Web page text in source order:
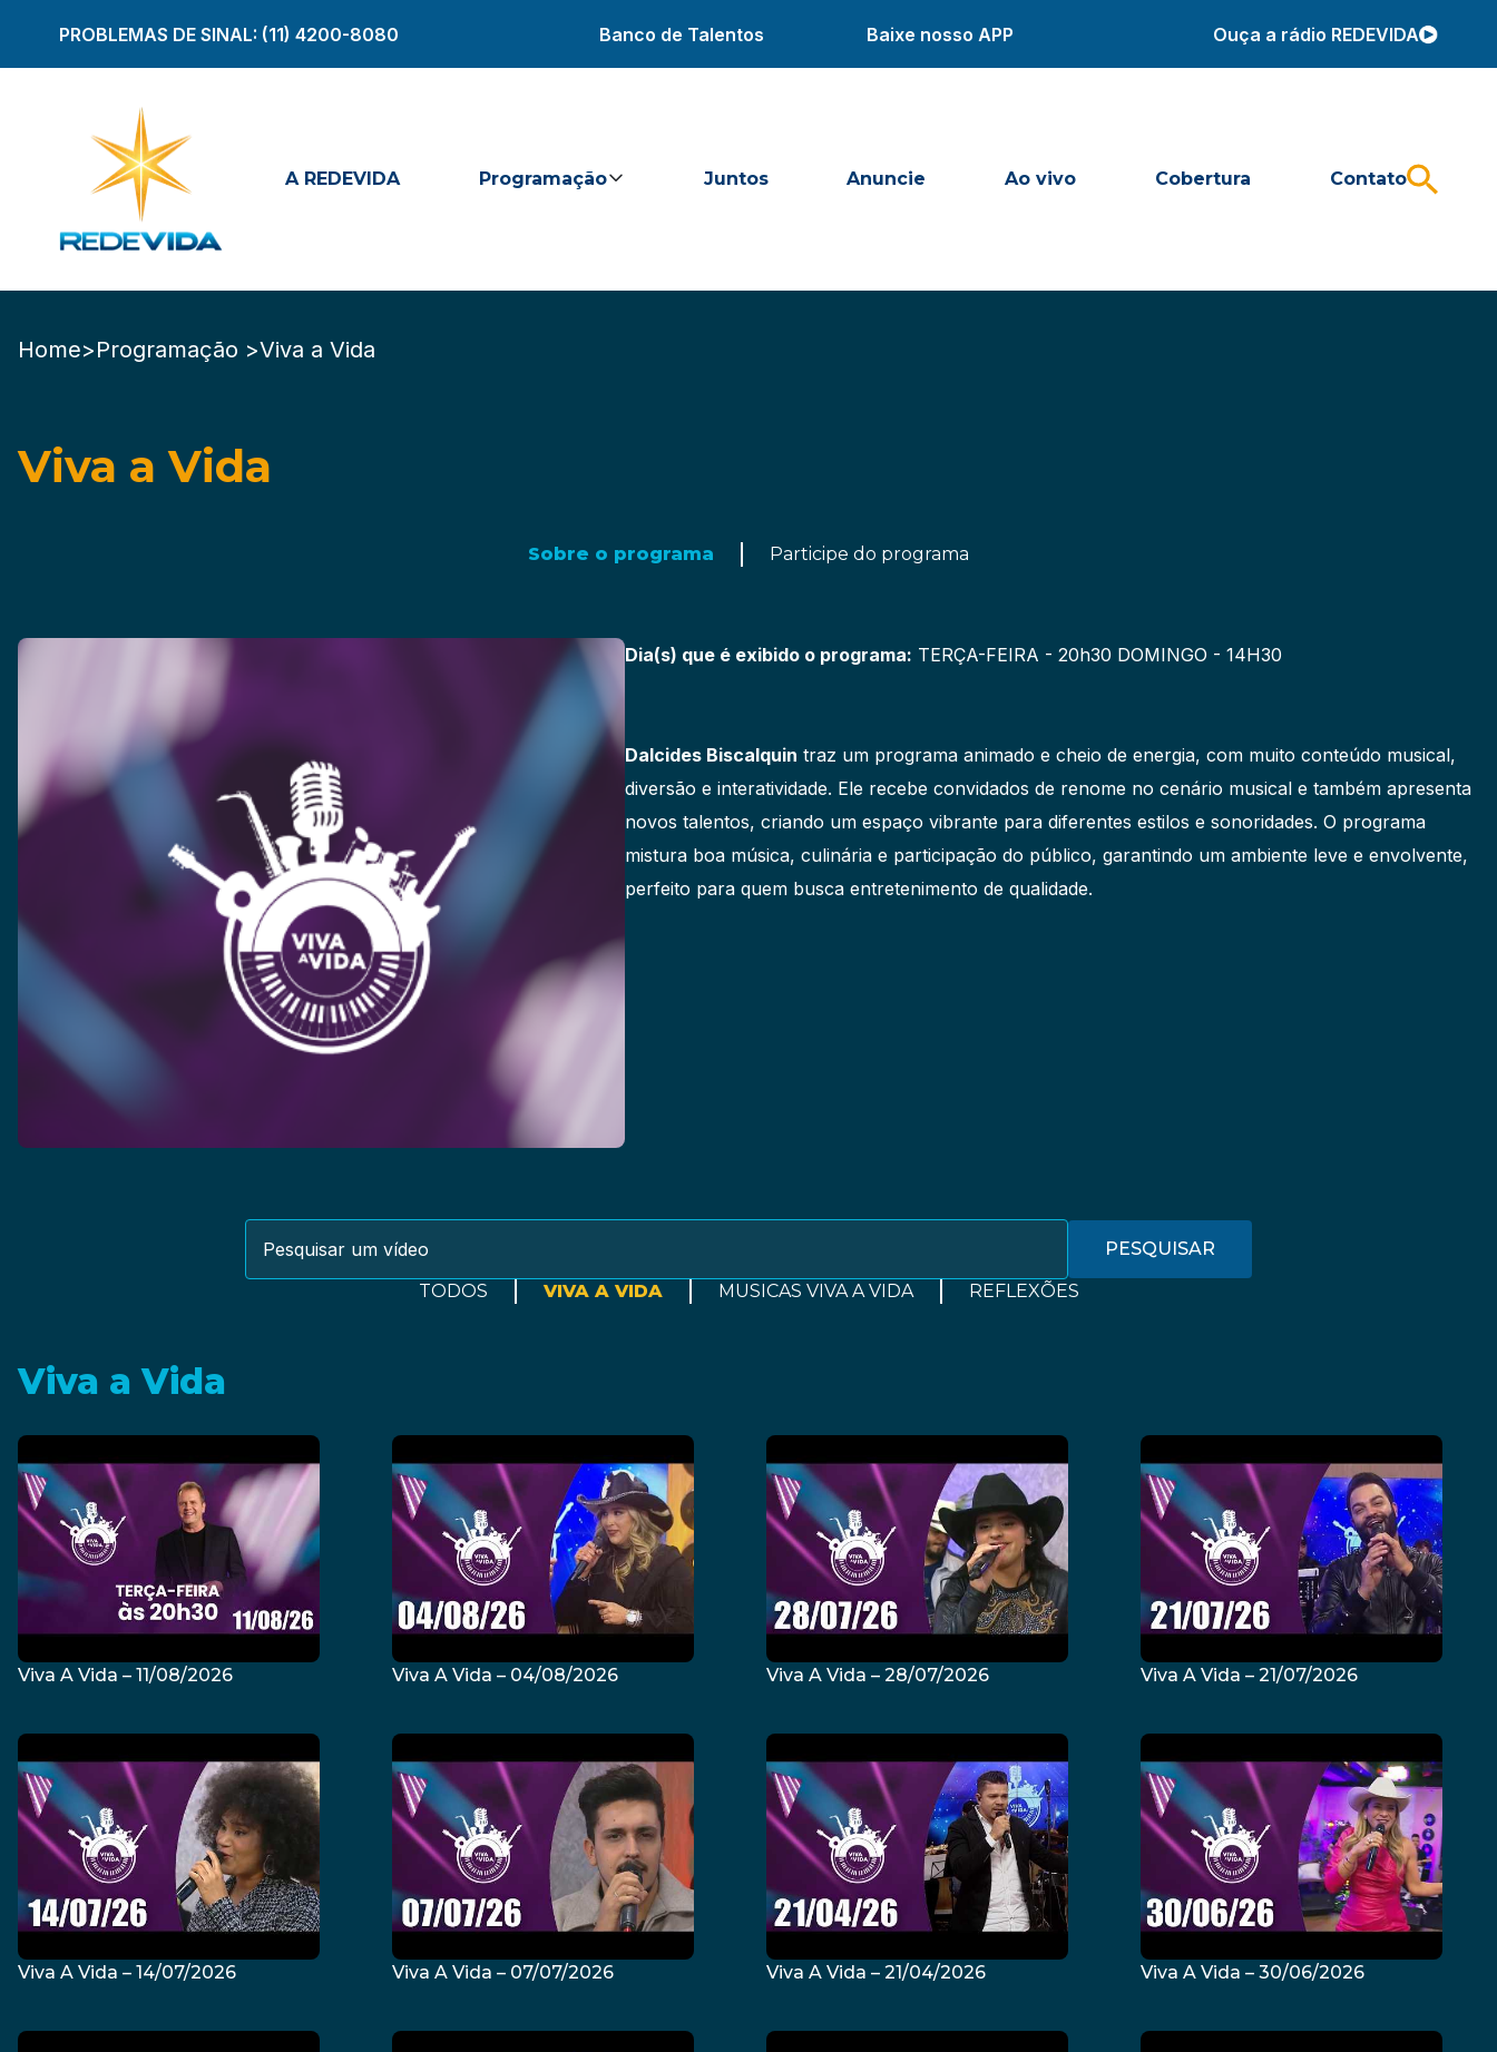
PROBLEMAS DE SINAL: (11) 4200-8080 Banco de Talentos Baixe nosso APP Ouça a rádio REDEVIDA
A REDEVIDA Programação Juntos Anuncie Ao vivo Cobertura Contato
Home>Programação >Viva a Vida
Viva a Vida
Sobre o programa Participe do programa
Dia(s) que é exibido o programa: TERÇA-FEIRA - 20h30 DOMINGO - 14H30
Dalcides Biscalquin traz um programa animado e cheio de energia, com muito conteúdo musical,
diversão e interatividade. Ele recebe convidados de renome no cenário musical e também apresenta
novos talentos, criando um espaço vibrante para diferentes estilos e sonoridades. O programa
mistura boa música, culinária e participação do público, garantindo um ambiente leve e envolvente,
perfeito para quem busca entretenimento de qualidade.
PESQUISAR
TODOS
VIVA A VIDA MUSICAS VIVA A VIDA REFLEXÕES
Viva a Vida
Viva A Vida – 11/08/2026 Viva A Vida – 04/08/2026 Viva A Vida – 28/07/2026 Viva A Vida – 21/07/2026
Viva A Vida – 14/07/2026 Viva A Vida – 07/07/2026 Viva A Vida – 21/04/2026 Viva A Vida – 30/06/2026